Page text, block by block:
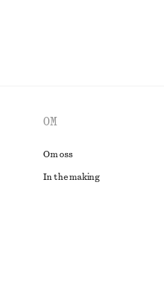
OM
Om oss
In the making